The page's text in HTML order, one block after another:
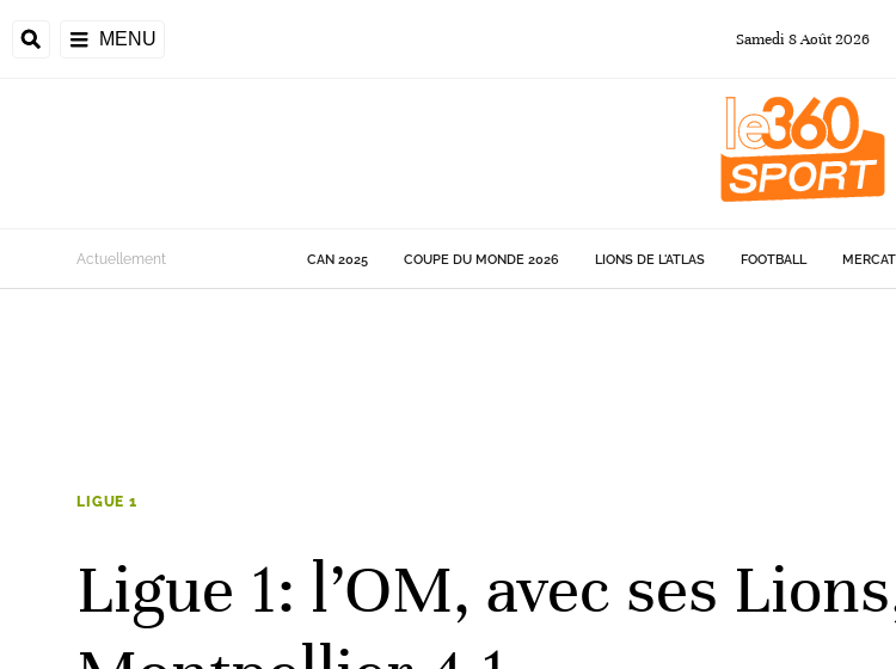
MENU Samedi 8Août2026
de la CAF
Actuellement CAN 2025 COUPE DU MONDE 2026 LIONS DE L'ATLAS FOOTBALL
LIGUE 1
Ligue 1: l’OM, avec ses